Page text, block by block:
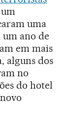
uma
ano de
em mais
alguns dos
no
do hotel